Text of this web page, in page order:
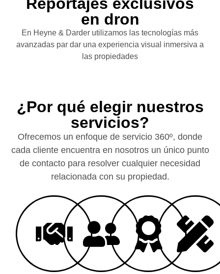
en dron
En Heyne & Darder utilizamos las tecnologías más
avanzadas par dar una experiencia visual inmersiva a
las propiedades
¿Por qué elegir nuestros
servicios?
Ofrecemos un enfoque de servicio 360º, donde
cada cliente encuentra en nosotros un único punto
de contacto para resolver cualquier necesidad
relacionada con su propiedad.